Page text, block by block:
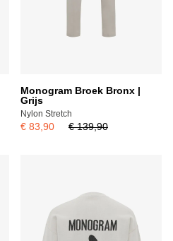
Monogram Broek Bronx |
Grijs
Nylon Stretch
€ 83,90 € 139,90